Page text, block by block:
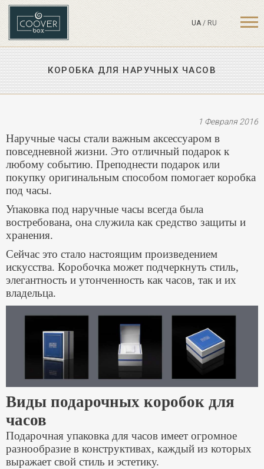
UA / RU
КОРОБКА ДЛЯ НАРУЧНЫХ ЧАСОВ
1 Февраля 2016
Наручные часы стали важным аксессуаром в
повседневной жизни. Это отличный подарок к
любому событию. Преподнести подарок или
покупку оригинальным способом помогает коробка
под часы.
Упаковка под наручные часы всегда была
востребована, она служила как средство защиты и
хранения.
Сейчас это стало настоящим произведением
искусства. Коробочка может подчеркнуть стиль,
элегантность и утонченность как часов, так и их
владельца.
Виды подарочных коробок для
часов
Подарочная упаковка для часов имеет огромное
разнообразие в конструктивах, каждый из которых
выражает свой стиль и эстетику.